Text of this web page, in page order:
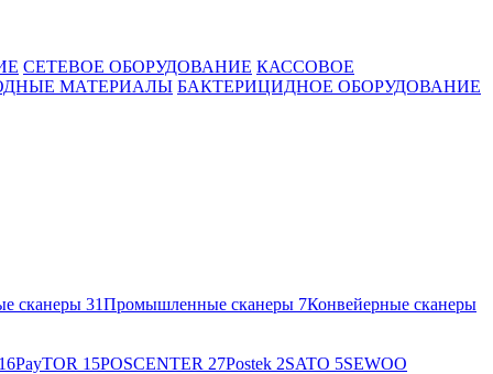
СЕТЕВОЕ ОБОРУДОВАНИЕ КАССОВОЕ
МАТЕРИАЛЫ БАКТЕРИЦИДНОЕ ОБОРУДОВАНИЕ
сканеры 31Промышленные сканеры 7Конвейерные сканеры
16PayTOR 15POSCENTER 27Postek 2SATO 5SEWOO